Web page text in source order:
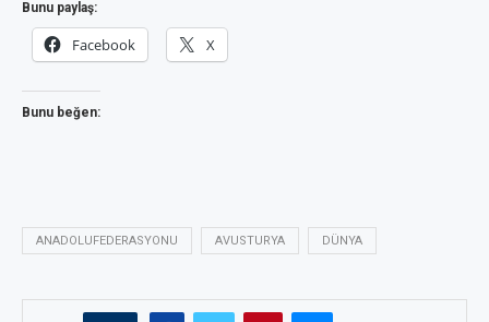
Bunu paylaş:
Facebook X
Bunu beğen:
ANADOLUFEDERASYONU AVUSTURYA DÜNYA